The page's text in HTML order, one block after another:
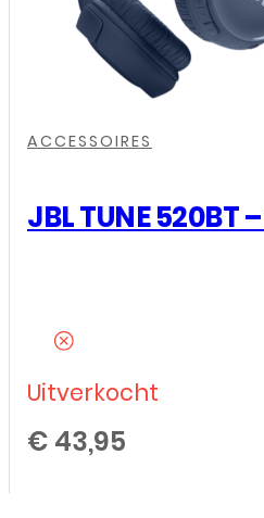
ACCESSOIRES
JBL TUNE 520BT
Uitverkocht
€ 43,95